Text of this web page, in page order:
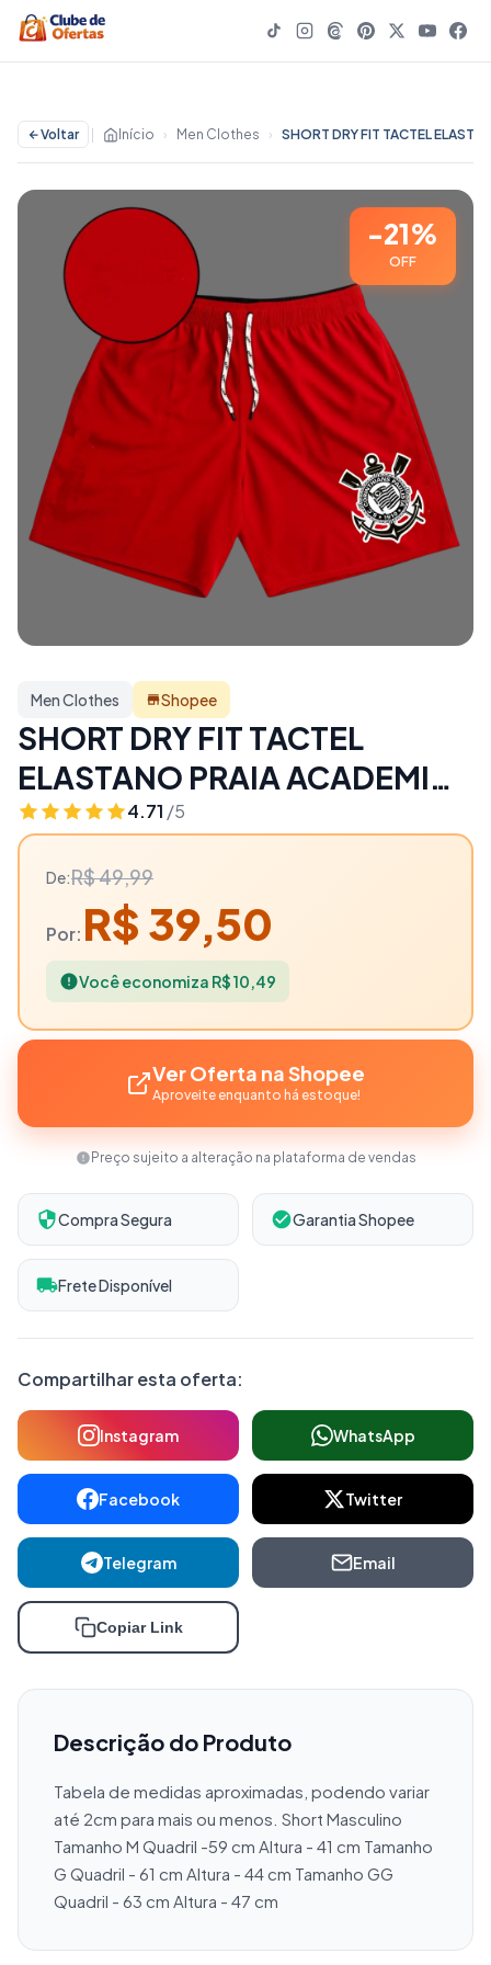
Voltar Início › Men Clothes ›
-21%
OFF
Men Clothes Shopee
SHORT DRY FIT TACTEL
ELASTANO PRAIA ACADEMIA
ESPORTIVO FITNESS FIEL
TIMÃO ESTILO RUA ENVIO
RAPÍDO!!! - 21% OFF | Men
Clothes
4.71 /5
De:R$ 49,99
Por: R$ 39,50
Você economiza R$ 10,49
Ver Oferta na Shopee
Aproveite enquanto há estoque!
Preço sujeito a alteração na plataforma de vendas
Compra Segura Garantia Shopee
Frete Disponível
Compartilhar esta oferta:
Instagram WhatsApp
Facebook Twitter
Telegram Email
Copiar Link
Descrição do Produto
Tabela de medidas aproximadas, podendo variar
até 2cm para mais ou menos. Short Masculino
Tamanho M Quadril -59 cm Altura - 41 cm Tamanho
G Quadril - 61 cm Altura - 44 cm Tamanho GG
Quadril - 63 cm Altura - 47 cm